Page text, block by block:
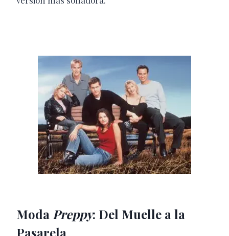
Moda Preppy: Del Muelle a la
Pasarela